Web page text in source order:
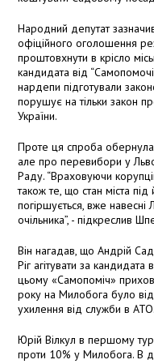
Народний депутат
офіційного оголошення
проштовхнути в крісло
кандидата від
нардепи підготували
порушує на тільки закон
України.
Проте ця спроба
але про перевибори у
Раду. “Враховуючи
також те, що стан міста
погіршується, вже
очільника”, - підкреслив
Він нагадав, що Андрій
Ріг агітувати за
цьому «Самопоміч»
року на Милобога було
ухилення від служби в АТО.
Юрій Вілкул в першому
проти 10% у Милобога. В